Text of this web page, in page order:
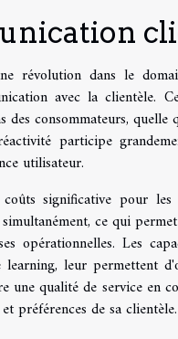
révolution dans le
avec la clientèle.
consommateurs,
participe
utilisateur.
significative pour
ce qui
opérationnelles. Les
leur permettent
une qualité de service en
préférences de sa clientèle.